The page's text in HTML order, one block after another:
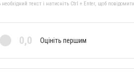
текст і натисніть Ctrl + Enter, щоб
0,0 Оцініть першим